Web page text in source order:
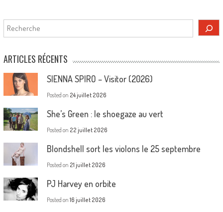
Rechercher
ARTICLES RÉCENTS
SIENNA SPIRO – Visitor (2026)
Posted on 24 juillet 2026
She’s Green : le shoegaze au vert
Posted on 22 juillet 2026
Blondshell sort les violons le 25 septembre
Posted on 21 juillet 2026
PJ Harvey en orbite
Posted on 16 juillet 2026